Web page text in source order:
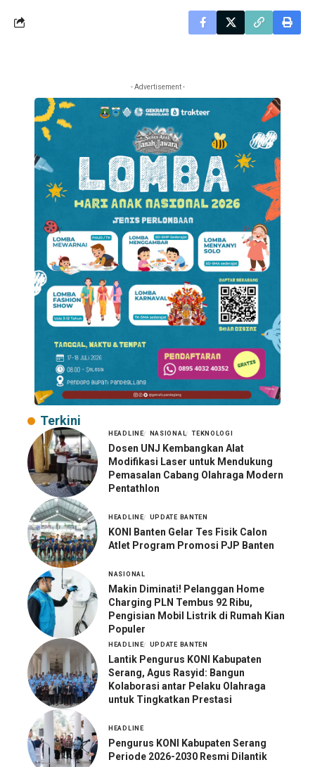
- Advertisement -
Terkini
HEADLINE NASIONAL TEKNOLOGI
Dosen UNJ Kembangkan Alat
Modifikasi Laser untuk Mendukung
Pemasalan Cabang Olahraga Modern
Pentathlon
HEADLINE UPDATE BANTEN
KONI Banten Gelar Tes Fisik Calon
Atlet Program Promosi PJP Banten
NASIONAL
Makin Diminati! Pelanggan Home
Charging PLN Tembus 92 Ribu,
Pengisian Mobil Listrik di Rumah Kian
Populer
HEADLINE UPDATE BANTEN
Lantik Pengurus KONI Kabupaten
Serang, Agus Rasyid: Bangun
Kolaborasi antar Pelaku Olahraga
untuk Tingkatkan Prestasi
HEADLINE
Pengurus KONI Kabupaten Serang
Periode 2026-2030 Resmi Dilantik